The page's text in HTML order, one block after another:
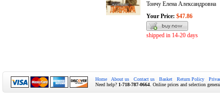
Тончу Елена Александровна
Your Price: $47.86
shipped in 14-20 days
Home About us Contact us Basket Return Policy
Need help? 1-718-787-0664 . Online prices and selection